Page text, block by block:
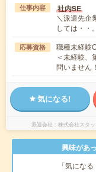
仕事内容 社内SE
＼派遣先企
しては・
応募資格
職種未経験
＜未経験、
問いません
気になる!
派遣会社 株式会社スタ
興味があ
「気にな